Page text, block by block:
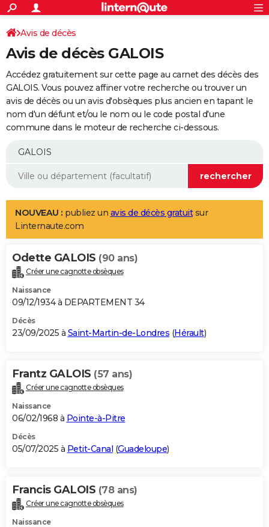
ACTUALITÉS
Politique
Société
Faits Divers
Education
Monde
Villes
+
SPORT
Coupe du monde 2026
Football
Tennis
Cyclisme
Rugby
Forum
Programme TV
TNT
Streaming
Cinéma
Sorties cinéma
Musique
+
FINANCE
Retraite
Epargne
Immobilier
Risques naturels par ville
Banque
Assurance
AUTO
Essais
Réserver un essai
Citadines
Berlines
SUV
Forum auto
+
Mobiles
Meilleur smartphone
Internet
Ordinateurs
Jeux vidéo
Guide high-tech
Aménagement intérieur
LIFESTYLE
Art de vivre
Bien-être
Loisirs
Mode
Modes de vie
Alimentation
Guide de la santé
Maladies
Médicaments
Sommeil
VOYAGE
Destinations
City break
Voyage nature
Voyage de noces
Forum
Climat
+PHOTO
GUIDES D'ACHAT
BONS PLANS
Carte de Noël
Carte Bonne année
Carte Saint-Valentin
Carte Pâques
Carte d'anniversaire
DICTIONNAIRE
Dictionnaire
Biographies
Citations
Expressions
Proverbes
PROGRAMME TV
S'inscrire
Se connecter
Lycées
Collèges
Primaires
Universités
Entreprises
Service militaire
Avis de recherche
AVIS DE DÉCÈS
Bricolage
Lifestyle
Culture
Sport
Auto
Television
Voyage
Cinema
Avis de décès
Avis de décès GALOIS
Accédez gratuitement sur cette page au carnet des décès des
GALOIS. Vous pouvez affiner votre recherche ou trouver un
avis de décès ou un avis d'obsèques plus ancien en tapant le
nom d'un défunt et/ou le nom ou le code postal d'une
commune dans le moteur de recherche ci-dessous.
NOUVEAU : publiez un avis de décès gratuitsur
Linternaute.com
Odette GALOIS (90 ans)
Créer une cagnotte obsèques
Naissance
09/12/1934 à DEPARTEMENT 34
Décès
23/09/2025 à Saint-Martin-de-Londres (Hérault)
Frantz GALOIS (57 ans)
Créer une cagnotte obsèques
Naissance
06/02/1968 à Pointe-à-Pitre
Décès
05/07/2025 à Petit-Canal (Guadeloupe)
Francis GALOIS (78 ans)
Créer une cagnotte obsèques
Naissance